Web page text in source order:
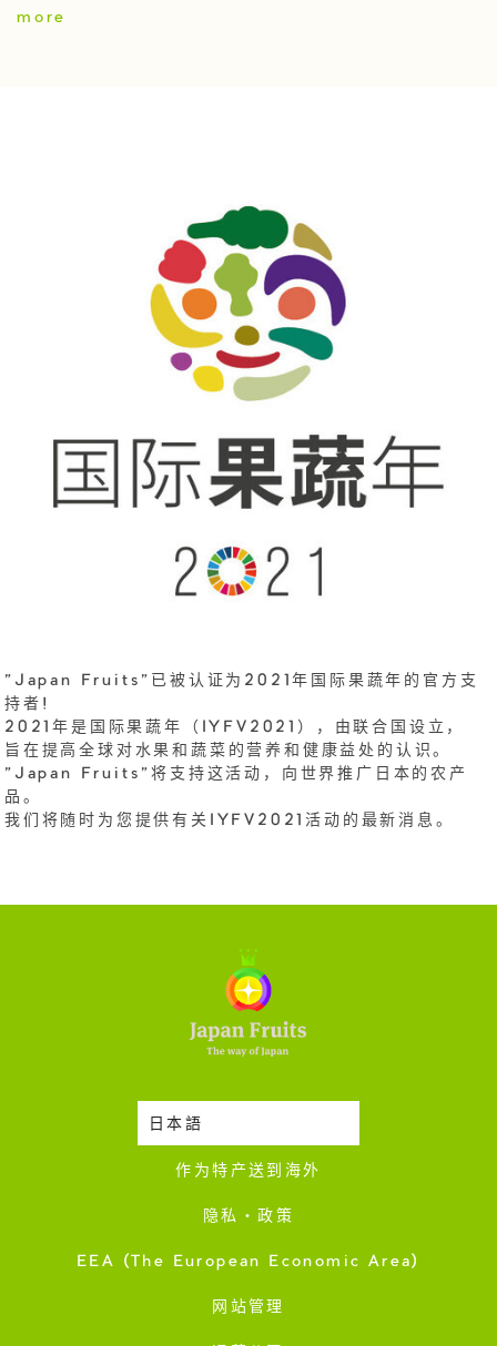
more
"Japan Fruits"已被认证为2021年国际果蔬年的官方支
持者!
2021年是国际果蔬年（IYFV2021），由联合国设立，
旨在提高全球对水果和蔬菜的营养和健康益处的认识。
"Japan Fruits"将支持这活动，向世界推广日本的农产
品。
我们将随时为您提供有关IYFV2021活动的最新消息。
日本語时令蔬果收成表
作为特产送到海外
隐私・政策
EEA (The European Economic Area)
网站管理